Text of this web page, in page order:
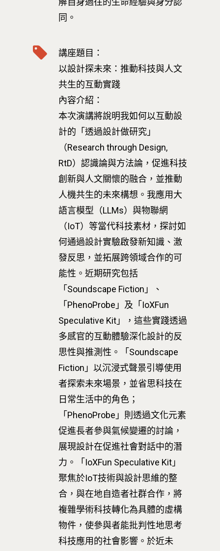
同。
講座題目：
以設計探未來：推動科技與人文
共生的互動實踐
內容介紹：
本次演講將說明我如何以互動設
計的「透過設計做研究」
（Research through Design,
RtD）認識論與方法論，促進科技
創新與人文關懷的融合，並推動
人機共生的未來構想。我應用大
語言模型（LLMs）與物聯網
（IoT）等當代科技素材，探討如
何通過設計實驗啟發新知識、激
發反思，並拓展跨領域合作的可
能性。近期研究包括
「Soundscape Fiction」、
「PhenoProbe」及「IoXFun
Speculative Kit」，這些實踐透過
多感官的互動體驗深化設計的反
思性與推測性。「Soundscape
Fiction」以沉浸式聲景引導使用
者探索未來場景，並省思科技在
日常生活中的角色；
「PhenoProbe」則透過文化元素
促進長者參與氣候變遷的討論，
展現設計在促進社會對話中的潛
力。「IoXFun Speculative Kit」
聚焦於IoT技術與設計思維的整
合，與在地自造者社群合作，將
複雜學術科技轉化為具體的虛構
物件，使參與者能批判性地思考
科技應用的社會影響。於近未